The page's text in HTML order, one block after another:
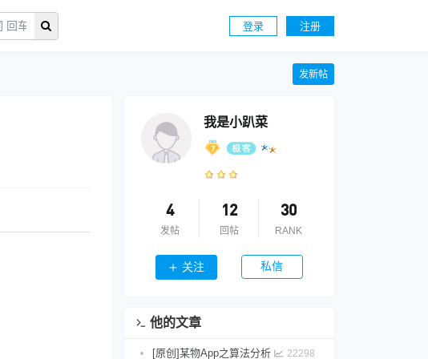
登录 注册
发新帖
我是小趴菜
4
发帖
12
回帖
30
RANK
关注 私信
他的文章
[原创]某物App之算法分析 22298